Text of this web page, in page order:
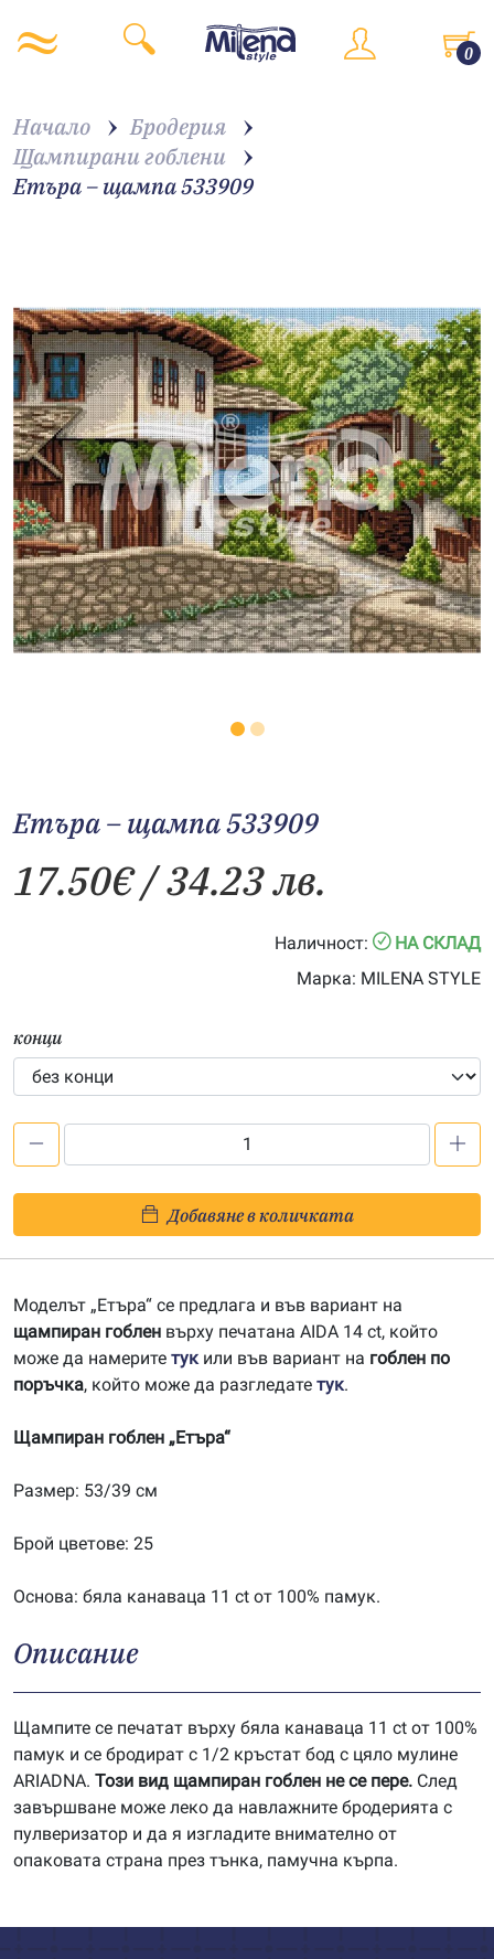
0
Начало
Бродерия
Щампирани гоблени
Етъра – щампа 533909
Етъра – щампа 533909
17.50€/ 34.23 лв.
Наличност:
НА СКЛАД
Марка: MILENA STYLE
конци
–
щампа
Добавяне в количката
Моделът „Етъра“ се предлага и във вариант на
щампиран гоблен върху печатана AIDA 14 ct, който
може да намерите тукили във вариант на гоблен по
поръчка, който може да разгледате тук.
Щампиран гоблен „Етъра“
Размер: 53/39 см
Брой цветове: 25
Основа: бяла канаваца 11 ct от 100% памук.
Описание
Щампите се печатат върху бяла канаваца 11 ct от 100%
памук и се бродират с 1/2 кръстат бод с цяло мулине
ARIADNA. Този вид щампиран гоблен не се пере. След
завършване може леко да навлажните бродерията с
пулверизатор и да я изгладите внимателно от
опаковата страна през тънка, памучна кърпа.